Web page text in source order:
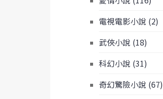
電視電影小說 (2)
武俠小說 (18)
科幻小說 (31)
奇幻驚險小說 (67)